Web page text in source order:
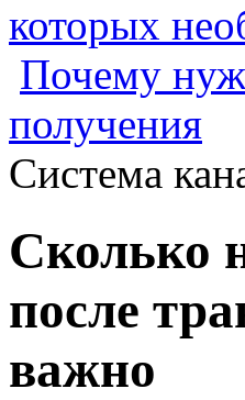
которых
Почему
получения
Система
Сколько
после
важно